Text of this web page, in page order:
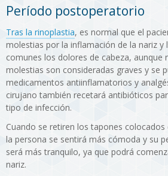
Período postoperatorio
Tras la rinoplastia, es normal que el
molestias por la inflamación de la nariz y
comunes los dolores de cabeza, aunque
molestias son consideradas graves y se
medicamentos antiinflamatorios y
cirujano también recetará antibióticos
tipo de infección.
Cuando se retiren los tapones
la persona se sentirá más cómoda y su
será más tranquilo, ya que podrá
nariz.